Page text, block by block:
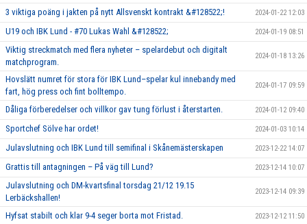
3 viktiga poäng i jakten på nytt Allsvenskt kontrakt &#128522;! 2024-01-22 12:03
U19 och IBK Lund - #70 Lukas Wahl &#128522; 2024-01-19 08:51
Viktig streckmatch med flera nyheter – spelardebut och digitalt
matchprogram.
2024-01-18 13:26
Hovslätt numret för stora för IBK Lund–spelar kul innebandy med
fart, hög press och fint bolltempo.
2024-01-17 09:59
Dåliga förberedelser och villkor gav tung förlust i återstarten. 2024-01-12 09:40
Sportchef Sölve har ordet! 2024-01-03 10:14
Julavslutning och IBK Lund till semifinal i Skånemästerskapen 2023-12-22 14:07
Grattis till antagningen – På väg till Lund? 2023-12-14 10:07
Julavslutning och DM-kvartsfinal torsdag 21/12 19.15
Lerbäckshallen!
2023-12-14 09:39
Hyfsat stabilt och klar 9-4 seger borta mot Fristad. 2023-12-12 11:50